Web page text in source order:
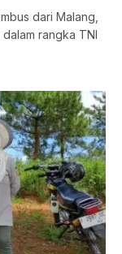
dari Malang,
rangka TNI